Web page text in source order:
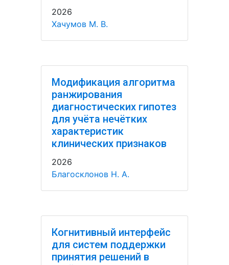
2026
Хачумов М. В.
Модификация алгоритма
ранжирования
диагностических гипотез
для учёта нечётких
характеристик
клинических признаков
2026
Благосклонов Н. А.
Когнитивный интерфейс
для систем поддержки
принятия решений в